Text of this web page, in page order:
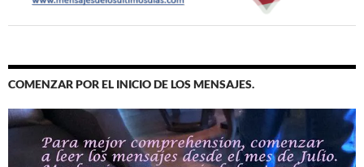
COMENZAR POR EL INICIO DE LOS MENSAJES.